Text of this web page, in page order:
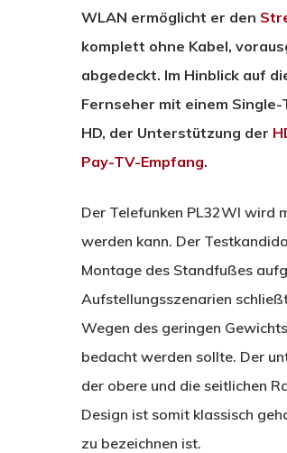
WLAN ermöglicht er den
komplett ohne Kabel,
abgedeckt. Im Hinblick auf
Fernseher mit einem
HD, der Unterstützung der
Pay-TV-Empfang.
Der Telefunken PL32WI wird
werden kann. Der
Montage des Standfußes
Aufstellungsszenarien
Wegen des geringen
bedacht werden sollte. Der
der obere und die seitlichen
Design ist somit klassisch
zu bezeichnen ist.